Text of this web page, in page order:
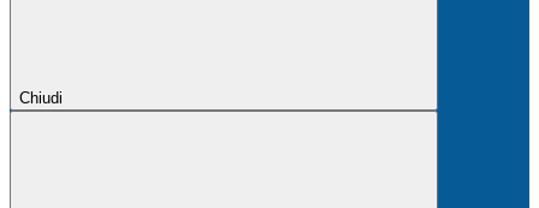
Chiudi